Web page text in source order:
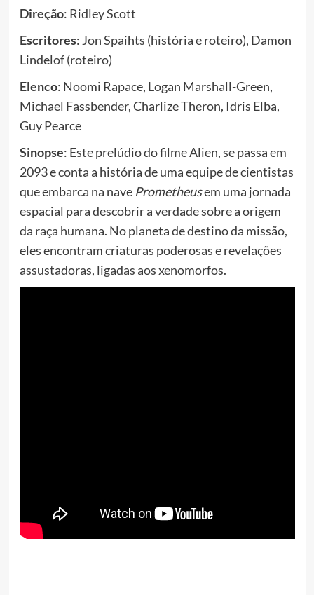
Direção: Ridley Scott
Escritores: Jon Spaihts (história e roteiro), Damon
Lindelof (roteiro)
Elenco: Noomi Rapace, Logan Marshall-Green,
Michael Fassbender, Charlize Theron, Idris Elba,
Guy Pearce
Sinopse: Este prelúdio do filme Alien, se passa em
2093 e conta a história de uma equipe de cientistas
que embarca na nave Prometheusem uma jornada
espacial para descobrir a verdade sobre a origem
da raça humana. No planeta de destino da missão,
eles encontram criaturas poderosas e revelações
assustadoras, ligadas aos xenomorfos.